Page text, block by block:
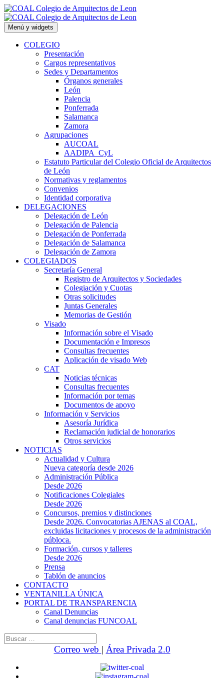
Saltar
al
contenido
Menú y widgets
COLEGIO
Presentación
Cargos representativos
Sedes y Departamentos
Órganos generales
León
Palencia
Ponferrada
Salamanca
Zamora
Agrupaciones
AUCOAL
AADIPA_CyL
Estatuto Particular del Colegio Oficial de Arquitectos
de León
Normativas y reglamentos
Convenios
Identidad corporativa
DELEGACIONES
Delegación de León
Delegación de Palencia
Delegación de Ponferrada
Delegación de Salamanca
Delegación de Zamora
COLEGIADOS
Secretaría General
Registro de Arquitectos y Sociedades
Colegiación y Cuotas
Otras solicitudes
Juntas Generales
Memorias de Gestión
Visado
Información sobre el Visado
Documentación e Impresos
Consultas frecuentes
Aplicación de visado Web
CAT
Noticias técnicas
Consultas frecuentes
Información por temas
Documentos de apoyo
Información y Servicios
Asesoría Jurídica
Reclamación judicial de honorarios
Otros servicios
NOTICIAS
Actualidad y Cultura
Nueva categoría desde 2026
Administración Pública
Desde 2026
Notificaciones Colegiales
Desde 2026
Concursos, premios y distinciones
Desde 2026. Convocatorias AJENAS al COAL,
excluidas licitaciones y procesos de la administración
públoca.
Formación, cursos y talleres
Desde 2026
Prensa
Tablón de anuncios
CONTACTO
VENTANILLA ÚNICA
PORTAL DE TRANSPARENCIA
Canal Denuncias
Canal denuncias FUNCOAL
Buscar:
Correo web | Área Privada 2.0